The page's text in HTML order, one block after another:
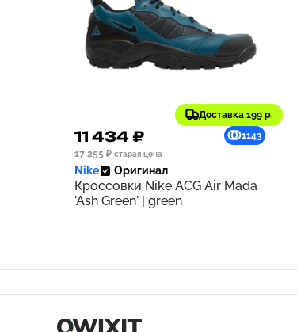
Доставка 199 р.
11 434 ₽
1143
17 255 ₽ старая цена
Nike Оригинал
Кроссовки Nike ACG Air Mada
'Ash Green' | green